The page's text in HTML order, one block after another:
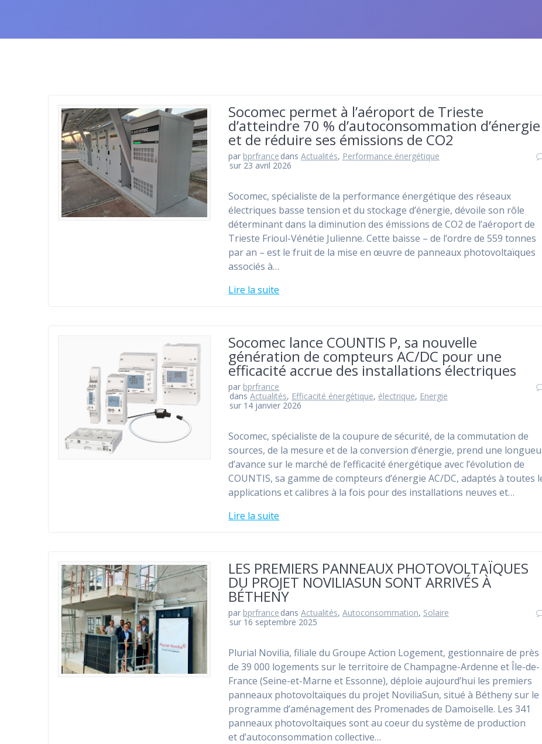
Socomec permet à l’aéroport de Trieste
d’atteindre 70 % d’autoconsommation d’énergie
et de réduire ses émissions de CO2
par bprfrance dans Actualités, Performance énergétique
sur 23 avril 2026
Socomec, spécialiste de la performance énergétique des réseaux
électriques basse tension et du stockage d’énergie, dévoile son rôle
déterminant dans la diminution des émissions de CO2 de l’aéroport de
Trieste Frioul-Vénétie Julienne. Cette baisse – de l’ordre de 559 tonnes
par an – est le fruit de la mise en œuvre de panneaux photovoltaïques
associés à…
Lire la suite
Socomec lance COUNTIS P, sa nouvelle
génération de compteurs AC/DC pour une
efficacité accrue des installations électriques
par bprfrance
dansActualités, Efficacité énergétique, électrique, Energie
sur 14 janvier 2026
Socomec, spécialiste de la coupure de sécurité, de la commutation de
sources, de la mesure et de la conversion d’énergie, prend une
d’avance sur le marché de l’efficacité énergétique avec l’évolution de
COUNTIS, sa gamme de compteurs d’énergie AC/DC, adaptés à toutes
applications et calibres à la fois pour des installations neuves et…
Lire la suite
LES PREMIERS PANNEAUX PHOTOVOLTAÏQUES
DU PROJET NOVILIASUN SONT ARRIVÉS À
BÉTHENY
par bprfrance dans Actualités, Autoconsommation, Solaire
sur 16 septembre 2025
Plurial Novilia, filiale du Groupe Action Logement, gestionnaire de près
de 39 000 logements sur le territoire de Champagne-Ardenne et Île-de-
France (Seine-et-Marne et Essonne), déploie aujourd’hui les premiers
panneaux photovoltaïques du projet NoviliaSun, situé à Bétheny sur le
programme d’aménagement des Promenades de Damoiselle. Les 341
panneaux photovoltaïques sont au coeur du système de production
et d’autoconsommation collective…